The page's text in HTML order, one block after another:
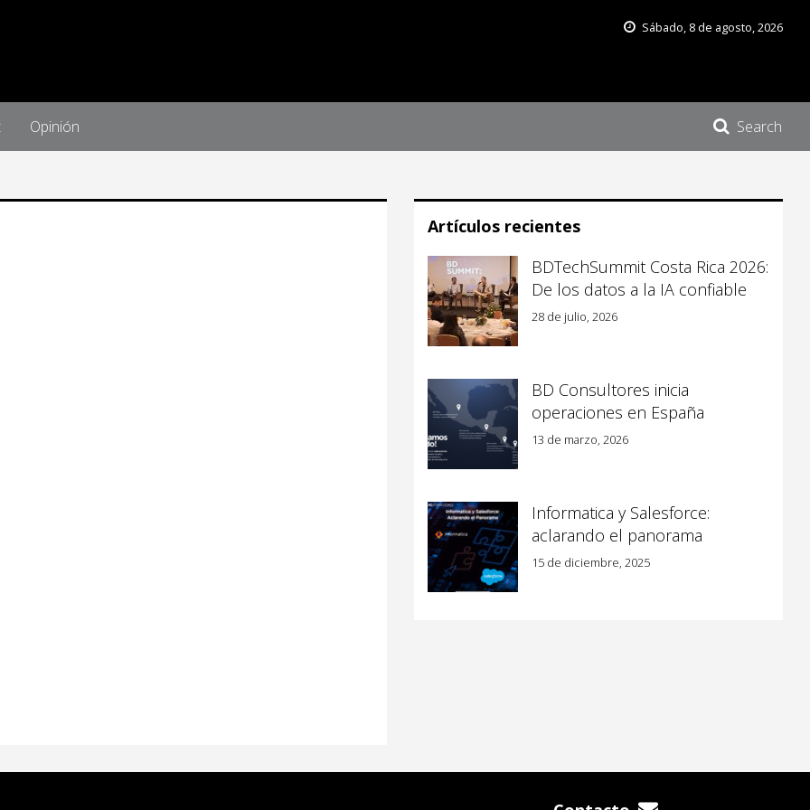
Sábado, 8 de agosto, 2026
Opinión Search
Artículos recientes
BDTechSummit Costa Rica 2026:
De los datos a la IA confiable
28 de julio, 2026
BD Consultores inicia
operaciones en España
13 de marzo, 2026
Informatica y Salesforce:
aclarando el panorama
15 de diciembre, 2025